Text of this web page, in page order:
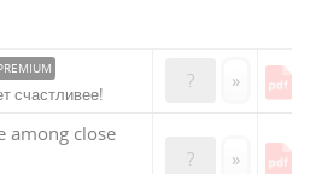
счастливее!
? »
among close
? »